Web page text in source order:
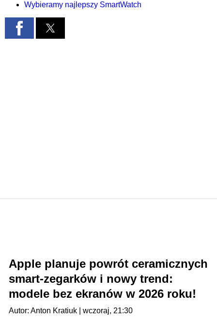
Wybieramy najlepszy SmartWatch